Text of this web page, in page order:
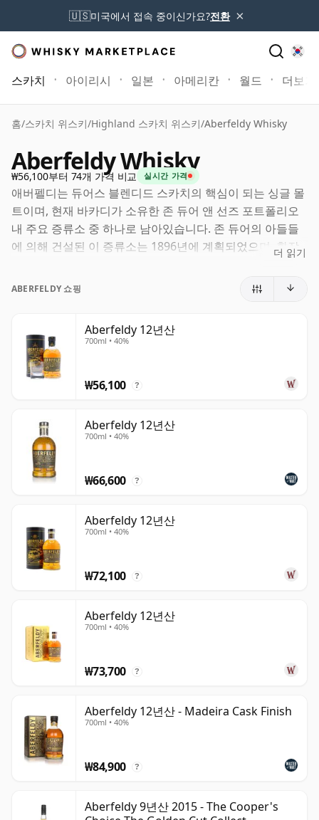
🇺🇸미국에서 접속 중이신가요?전환 ×
스카치 아이리시 일본 아메리칸 월드 더보기
홈/스카치 위스키/Highland 스카치 위스키/Aberfeldy Whisky
Aberfeldy Whisky
₩56,100부터 74개 가격 비교 실시간 가격
애버펠디는 듀어스 블렌디드 스카치의 핵심이 되는 싱글 몰
트이며, 현재 바카디가 소유한 존 듀어 앤 선즈 포트폴리오
내 주요 증류소 중 하나로 남아있습니다. 존 듀어의 아들들
에 의해 건설된 이 증류소는 1896년에 계획되었으며, 확장
제공하기 위해 설립되었습니다.
펠디는 그 자체로 싱글 몰트로서 충성스러운 팔로워들을 확
보했습니다. 이 위스키는 일반적으로 꿀 같은, 둥근 하이랜
드 스타일과 연관되며, 부드러운 과일, 온화한 향신료, 그리
고 풍부한 몰티 단맛의 균형을 이룹니다. 이러한 접근하기
자들 사이에서 12년산과 21년산 같은 표현들을 특히 인기
있게 만드는 데 도움이 되었습니다.
핵심 라인업과 함께, 애버펠디는 독립 보틀러들과 한정판 출
시로부터도 관심을 끌었으며, 이들은 증류주의 더 풍부하거
요소로 접하든 그 자체의 조건으로 싱글 몰트로 접하든, 애
버펠디는 균형, 접근성, 그리고 현대 스카치 위스키 환경에
서의 지속적인 위치로 존경받는 증류소로 남아있습니다.
더 읽기
ABERFELDY 쇼핑
Aberfeldy 12년산
700ml • 40%
₩56,100 ?
Aberfeldy 12년산
700ml • 40%
₩66,600 ?
Aberfeldy 12년산
700ml • 40%
₩72,100 ?
Aberfeldy 12년산
700ml • 40%
₩73,700 ?
Aberfeldy 12년산 - Madeira Cask Finish
700ml • 40%
₩84,900 ?
Aberfeldy 9년산 2015 - The Cooper's